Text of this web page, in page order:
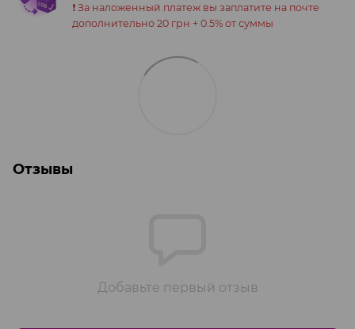
❗️ За наложенный платеж вы заплатите на почте
дополнительно 20 грн + 0.5% от суммы
Отзывы
Добавьте первый отзыв